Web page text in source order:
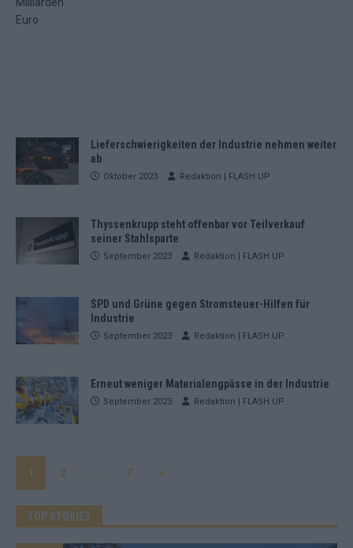
Lieferschwierigkeiten der Industrie nehmen weiter
ab
Oktober 2023 Redaktion | FLASH UP
Thyssenkrupp steht offenbar vor Teilverkauf
seiner Stahlsparte
September 2023 Redaktion | FLASH UP
SPD und Grüne gegen Stromsteuer-Hilfen für
Industrie
September 2023 Redaktion | FLASH UP
Erneut weniger Materialengpässe in der Industrie
September 2023 Redaktion | FLASH UP
1 2 … 7 »
TOP STORIES